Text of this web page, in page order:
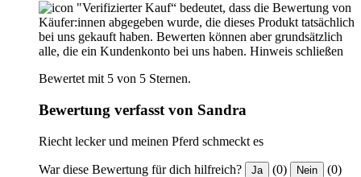
"Verifizierter Kauf“ bedeutet, dass die Bewertung von
Käufer:innen abgegeben wurde, die dieses Produkt tatsächlich
bei uns gekauft haben. Bewerten können aber grundsätzlich
alle, die ein Kundenkonto bei uns haben. Hinweis schließen
Bewertet mit 5 von 5 Sternen.
Bewertung verfasst von Sandra
Riecht lecker und meinen Pferd schmeckt es
War diese Bewertung für dich hilfreich? Ja (0) Nein (0)